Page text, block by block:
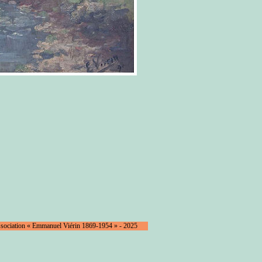
« Emmanuel Viérin 1869-1954 » - 2025